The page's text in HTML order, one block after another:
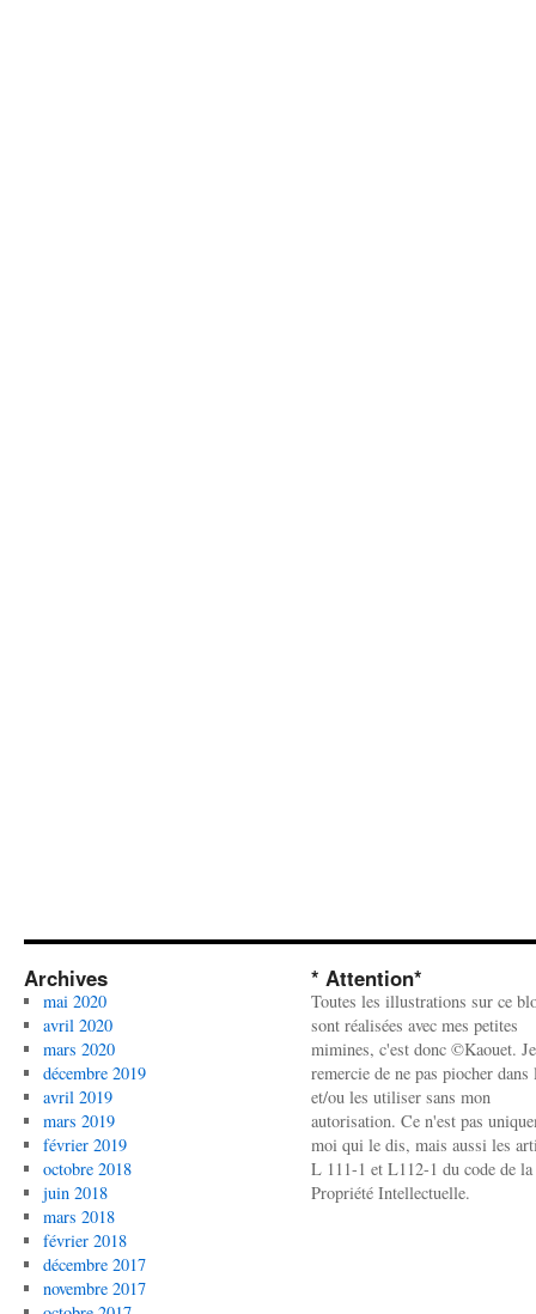
Archives
mai 2020
avril 2020
mars 2020
décembre 2019
avril 2019
mars 2019
février 2019
octobre 2018
juin 2018
mars 2018
février 2018
décembre 2017
novembre 2017
* Attention*
Toutes les illustrations sur ce
sont réalisées avec mes petites
mimines, c'est donc ©Kaouet.
remercie de ne pas piocher dans
et/ou les utiliser sans mon
autorisation. Ce n'est pas
moi qui le dis, mais aussi les
L 111-1 et L112-1 du code de la
Propriété Intellectuelle.